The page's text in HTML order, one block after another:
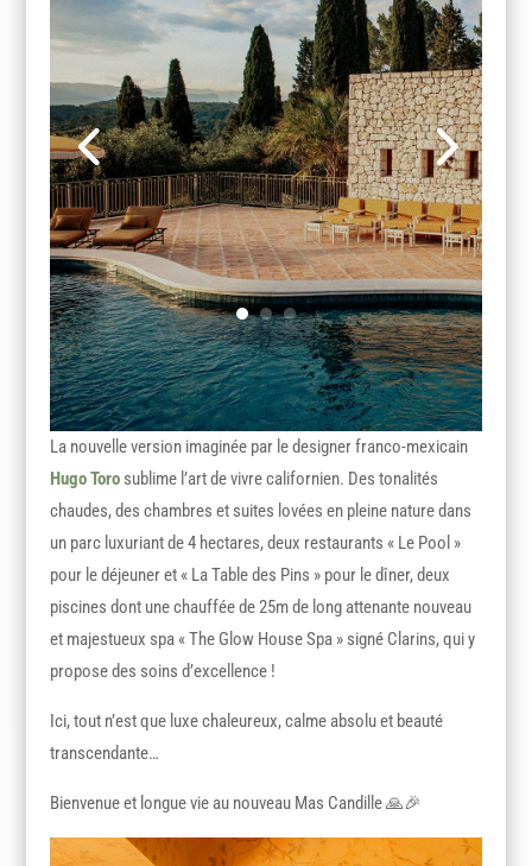
La nouvelle version imaginée par le designer franco-mexicain
Hugo Toro sublime l’art de vivre californien. Des tonalités
chaudes, des chambres et suites lovées en pleine nature dans
un parc luxuriant de 4 hectares, deux restaurants « Le Pool »
pour le déjeuner et « La Table des Pins » pour le dîner, deux
piscines dont une chauffée de 25m de long attenante nouveau
et majestueux spa « The Glow House Spa » signé Clarins, qui y
propose des soins d’excellence !
Ici, tout n’est que luxe chaleureux, calme absolu et beauté
transcendante…
Bienvenue et longue vie au nouveau Mas Candille 🙏🎉